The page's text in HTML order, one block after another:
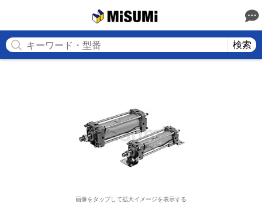
検索
画像をタップして拡大イメージを表示する